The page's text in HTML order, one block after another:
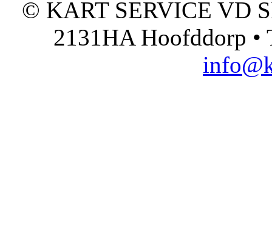
© KART SERVICE VD
2131HA Hoofddorp •